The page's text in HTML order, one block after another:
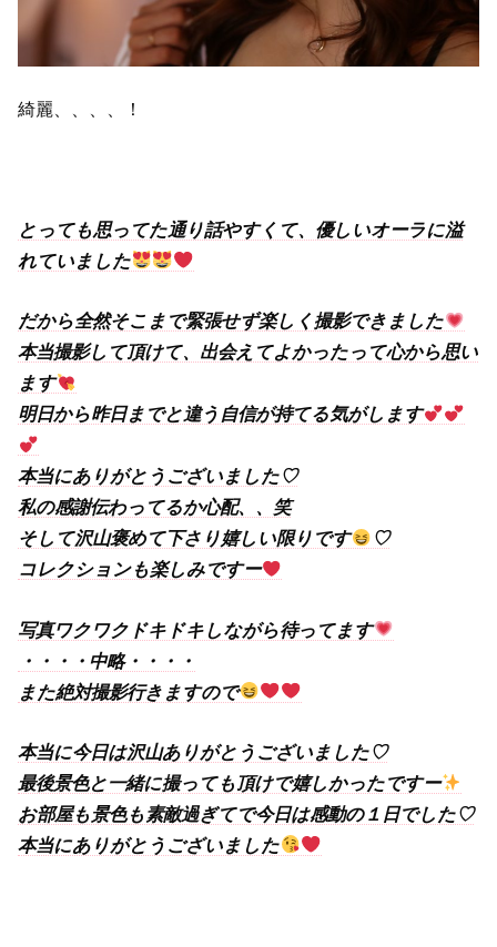
綺麗、、、、！
とっても思ってた通り話やすくて、優しいオーラに溢
れていました
だから全然そこまで緊張せず楽しく撮影できました
本当撮影して頂けて、出会えてよかったって心から思い
ます
明日から昨日までと違う自信が持てる気がします
本当にありがとうございました♡
私の感謝伝わってるか心配、、笑
そして沢山褒めて下さり嬉しい限りです
♡
コレクションも楽しみですー
写真ワクワクドキドキしながら待ってます
・・・・中略・・・・
また絶対撮影行きますので
本当に今日は沢山ありがとうございました♡
最後景色と一緒に撮っても頂けで嬉しかったですー
お部屋も景色も素敵過ぎてで今日は感動の１日でした♡
本当にありがとうございました